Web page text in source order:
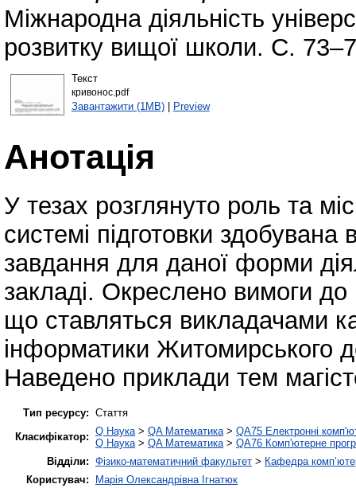
Міжнародна діяльність
розвитку вищої школи. С.
Текст
кривонос.pdf
Завантажити (1MB)| Preview
Анотація
У тезах розглянуто роль та
системі підготовки
завдання для даної форми
закладі. Окреслено вимоги до
що ставляться викладачами
інформатики Житомирського
Наведено приклади тем
Тип ресурсу: Стаття
Класифікатор: Q Наука > QA Математика > QA75 Електронні
Q Наука > QA Математика > QA76 Комп'ютерне
Відділи: Фізико-математичний факультет > Кафедра
Користувач:
Марія Олександрівна Ігнатюк